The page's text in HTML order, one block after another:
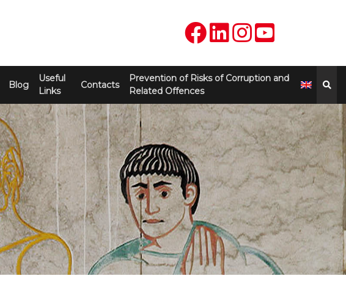
Blog
Useful
Links
Contacts
Prevention of Risks of Corruption and
Related Offences